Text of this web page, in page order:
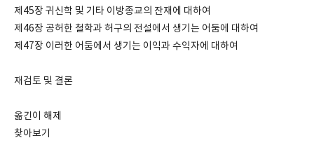
제45장 귀신학 및 기타 이방종교의 잔재에 대하여
제46장 공허한 철학과 허구의 전설에서 생기는 어둠에 대하여
제47장 이러한 어둠에서 생기는 이익과 수익자에 대하여
재검토 및 결론
옮긴이 해제
찾아보기